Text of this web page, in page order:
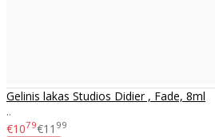
Gelinis lakas Studios Didier , Fade, 8ml
..
€1079€11 99